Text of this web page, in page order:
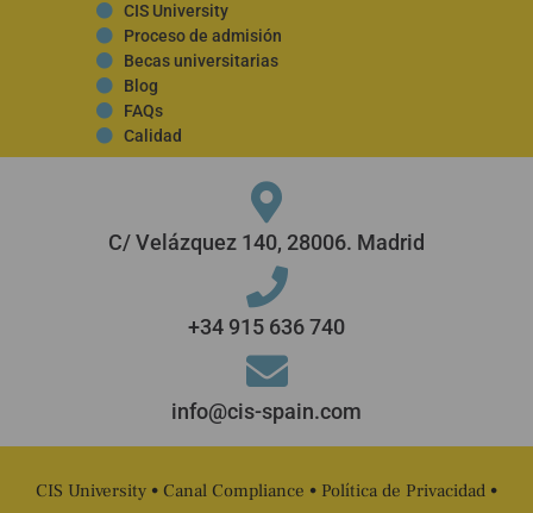
CIS University
Proceso de admisión
Becas universitarias
Blog
FAQs
Calidad
C/ Velázquez 140, 28006. Madrid
+34 915 636 740
info@cis-spain.com
CIS University • Canal Compliance • Política de Privacidad •